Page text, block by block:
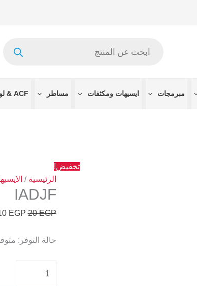
مبرمجات ايسيهات ومكثفات مساطر ACF & لوازم الماكينات
تخفيض!
الرئيسية /
IADJF
20EGP
EGP
حالة التوفر: